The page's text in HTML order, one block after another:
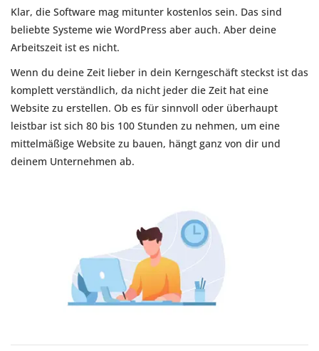
Klar, die Software mag mitunter kostenlos sein. Das sind
beliebte Systeme wie WordPress aber auch. Aber deine
Arbeitszeit ist es nicht.
Wenn du deine Zeit lieber in dein Kerngeschäft steckst ist das
komplett verständlich, da nicht jeder die Zeit hat eine
Website zu erstellen. Ob es für sinnvoll oder überhaupt
leistbar ist sich 80 bis 100 Stunden zu nehmen, um eine
mittelmäßige Website zu bauen, hängt ganz von dir und
deinem Unternehmen ab.